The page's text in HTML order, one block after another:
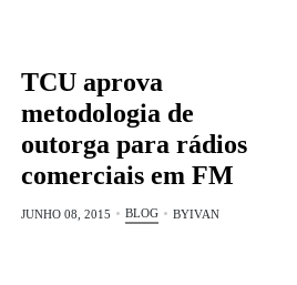
TCU aprova
metodologia de
outorga para rádios
comerciais em FM
JUNHO 08, 2015 BLOG BYIVAN